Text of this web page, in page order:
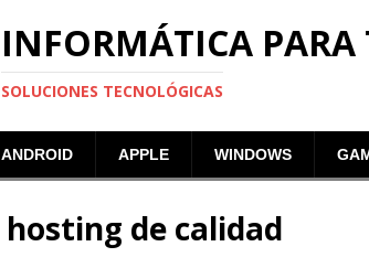
INFORMÁTICA PARA
SOLUCIONES TECNOLÓGICAS
ANDROID APPLE WINDOWS
hosting de calidad